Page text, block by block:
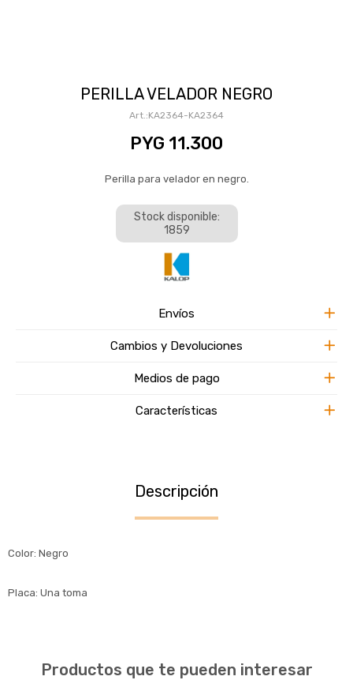
PERILLA VELADOR NEGRO
KA2364-KA2364
PYG 11.300
Perilla para velador en negro.
Stock disponible:
1859
Envíos
Cambios y Devoluciones
Medios de pago
Características
Descripción
Color: Negro
Placa: Una toma
Productos que te pueden interesar